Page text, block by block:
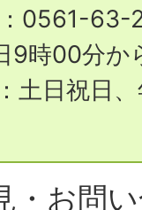
0561-63-
9時00分
土日祝日
・お問